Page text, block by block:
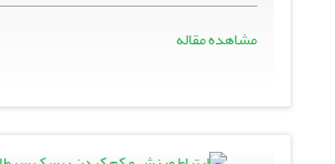
مشاهده مقاله